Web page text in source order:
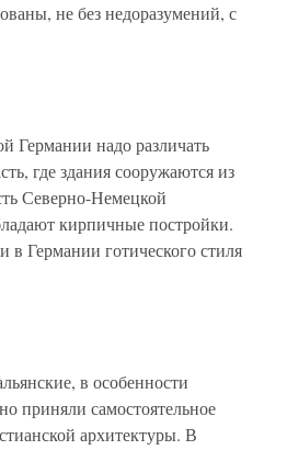
не без недоразумений, с
Германии надо различать
где здания сооружаются из
Северно-Немецкой
кирпичные постройки.
Германии готического стиля
в особенности
приняли самостоятельное
архитектуры. В